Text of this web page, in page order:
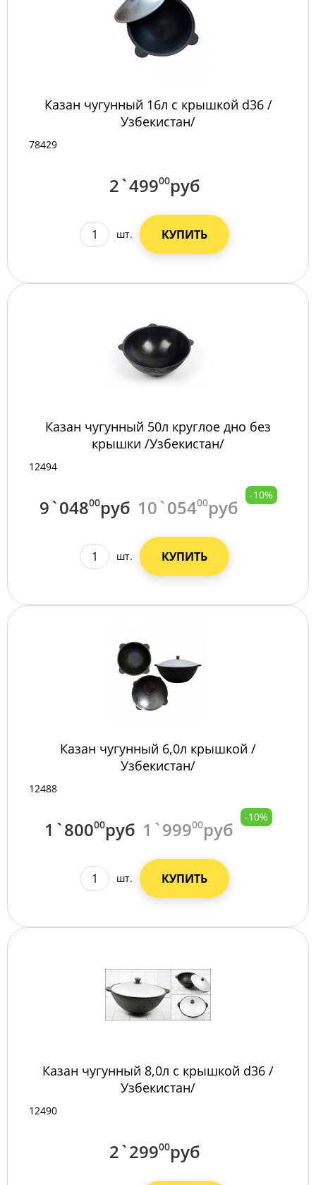
Казан чугунный 16л с крышкой d36 /
Узбекистан/
78429
2`49900руб
шт. КУПИТЬ
Казан чугунный 50л круглое дно без
крышки /Узбекистан/
12494
9`04800руб 10`05400руб
-10%
шт. КУПИТЬ
Казан чугунный 6,0л крышкой /
Узбекистан/
12488
1`80000руб 1`99900руб
-10%
шт. КУПИТЬ
Казан чугунный 8,0л с крышкой d36 /
Узбекистан/
12490
2`29900руб